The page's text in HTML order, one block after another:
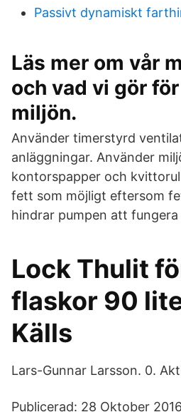
Passivt dynamiskt
Läs mer om vår
och vad vi gör
miljön.
Använder timerstyrd
anläggningar. Använder
kontorspapper och
fett som möjligt eftersom
hindrar pumpen att
Lock Thulit
flaskor 90
Källs
Lars-Gunnar Larsson. 0.
Publicerad: 28 Oktober